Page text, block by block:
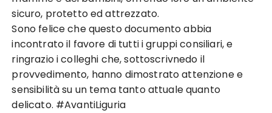
sicuro, protetto ed attrezzato.
Sono felice che questo documento abbia
incontrato il favore di tutti i gruppi consiliari, e
ringrazio i colleghi che, sottoscrivnedo il
provvedimento, hanno dimostrato attenzione e
sensibilità su un tema tanto attuale quanto
delicato. #AvantiLiguria